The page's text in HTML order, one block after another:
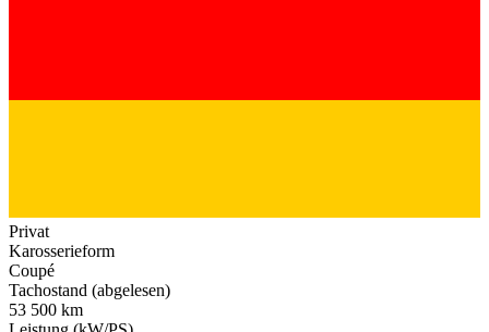
Privat
Karosserieform
Coupé
Tachostand (abgelesen)
53 500 km